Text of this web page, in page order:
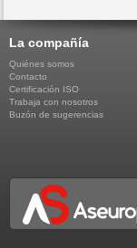
La compañía
Quiénes somos
Contacto
Certificación ISO
Trabaja con nosotros
Buzón de sugerencias